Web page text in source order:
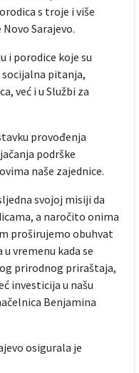
s troje i više
Sarajevo.
i porodice koje su
socijalna pitanja,
već i u Službi za
provođenja
podrške
naše zajednice.
svojoj misiji da
a naročito onima
proširujemo obuhvat
vremenu kada se
prirodnog priraštaja,
investicija u našu
Benjamina
osigurala je